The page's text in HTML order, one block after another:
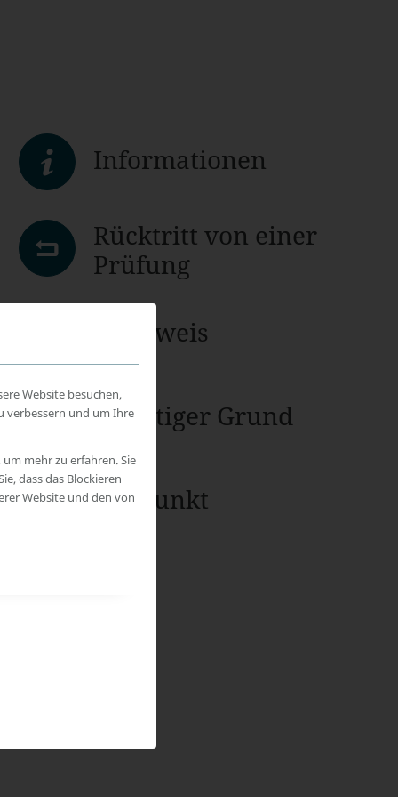
Website besuchen,
verbessern und um Ihre
mehr zu erfahren. Sie
dass das Blockieren
Website und den von
Informationen
Rücktritt von einer
Prüfung
Nachweis
Wichtiger Grund
Zeitpunkt